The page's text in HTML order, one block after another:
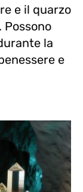
e il quarzo
Possono
la
e